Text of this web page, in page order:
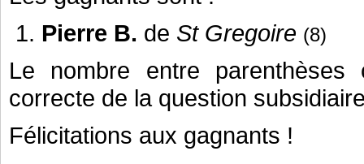
Pierre B. de St Gregoire (8)
Le nombre entre
correcte de la question
Félicitations aux gagnants !